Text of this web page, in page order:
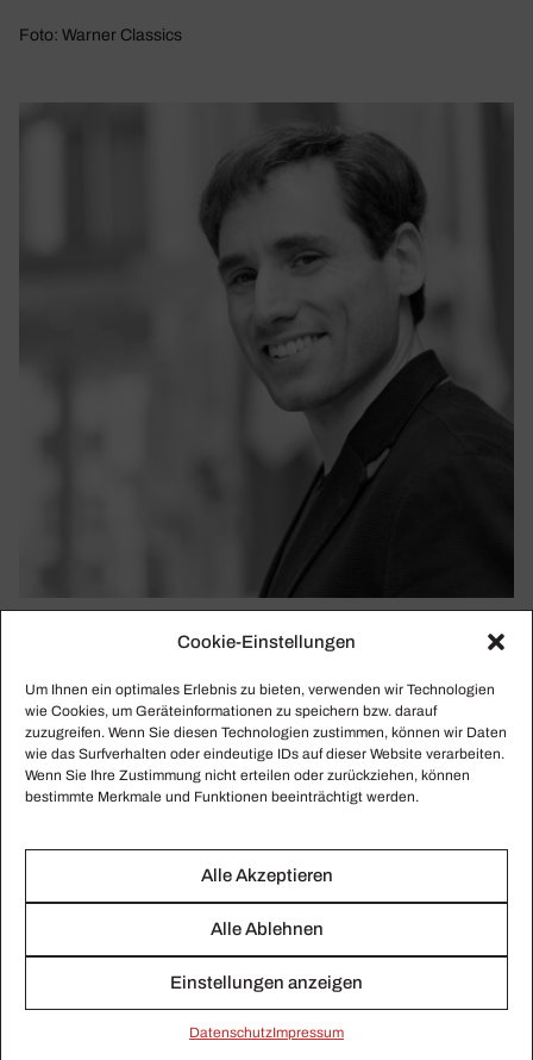
Cookie-Einstellungen
Um Ihnen ein optimales Erlebnis zu bieten, verwenden wir Technologien
wie Cookies, um Geräteinformationen zu speichern bzw. darauf
zuzugreifen. Wenn Sie diesen Technologien zustimmen, können wir Daten
wie das Surfverhalten oder eindeutige IDs auf dieser Website verarbeiten.
Wenn Sie Ihre Zustimmung nicht erteilen oder zurückziehen, können
bestimmte Merkmale und Funktionen beeinträchtigt werden.
Alle Akzeptieren
Alle Ablehnen
Einstellungen anzeigen
Daten­schutzImpressum
Foto: Warner Classics
BORIS GILTBURG
Boris Giltburg stellt alle Beethoven-Sonaten ins Internet. In
CRESCENDO erzählt er vom Klang im Raum, Fazioli-
Flügel und der Lust an allem Russischen.